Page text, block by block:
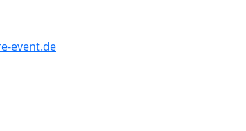
event.de